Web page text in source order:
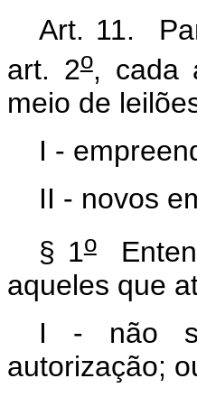
Art. 11.
art. 2o, cada
meio de
I -
II - novos
§ 1o
aqueles que
I - não
autorização;